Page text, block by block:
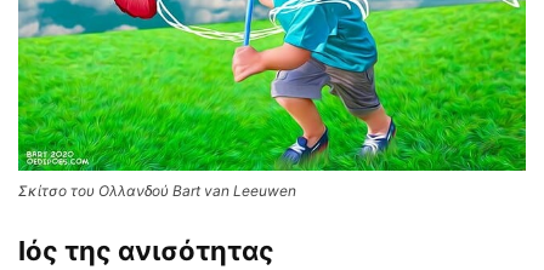
Σκίτσο του Ολλανδού Bart van Leeuwen
Ιός της ανισότητας